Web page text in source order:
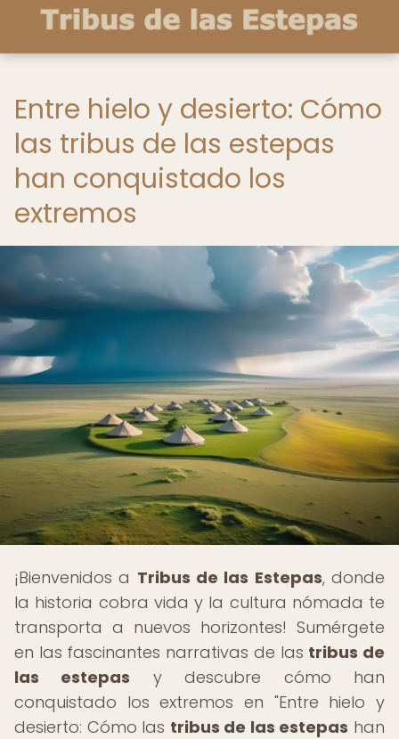
Entre hielo y desierto: Cómo
las tribus de las estepas
han conquistado los
extremos
¡Bienvenidos a Tribus de las Estepas, donde
la historia cobra vida y la cultura nómada te
transporta a nuevos horizontes! Sumérgete
en las fascinantes narrativas de las tribus de
las estepas y descubre cómo han
conquistado los extremos en "Entre hielo y
desierto: Cómo las tribus de las estepas han